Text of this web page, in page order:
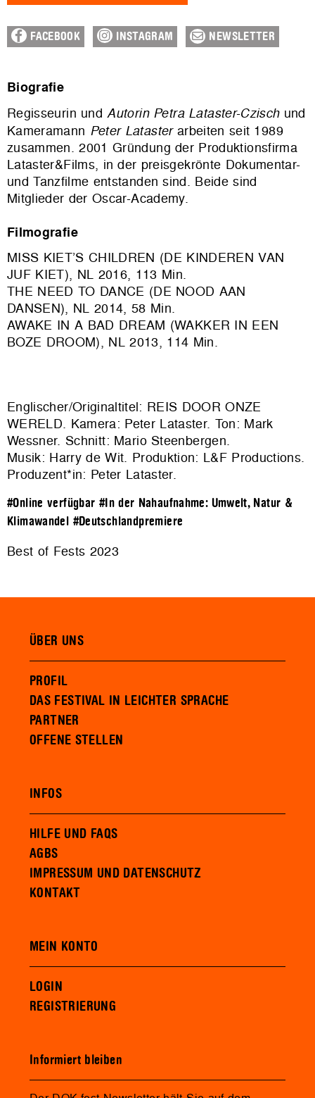
FACEBOOK INSTAGRAM NEWSLETTER
Biografie
Regisseurin undAutorin Petra Lataster-Czischund
Kameramann Peter Latasterarbeiten seit 1989
zusammen. 2001 Gründung der Produktionsfirma
Lataster&Films, in der preisgekrönte Dokumentar-
und Tanzfilme entstanden sind. Beide sind
Mitglieder der Oscar-Academy.
Filmografie
MISS KIET’S CHILDREN (DE KINDEREN VAN
JUF KIET), NL 2016, 113 Min.
THE NEED TO DANCE (DE NOOD AAN
DANSEN), NL 2014, 58 Min.
AWAKE IN A BAD DREAM (WAKKER IN EEN
BOZE DROOM), NL 2013, 114 Min.
Englischer/Originaltitel: REIS DOOR ONZE
WERELD. Kamera: Peter Lataster. Ton: Mark
Wessner. Schnitt: Mario Steenbergen.
Musik: Harry de Wit. Produktion: L&F Productions.
Produzent*in: Peter Lataster.
#Online verfügbar #In der Nahaufnahme: Umwelt, Natur &
Klimawandel #Deutschlandpremiere
Best of Fests 2023
ÜBER UNS
PROFIL
DAS FESTIVAL IN LEICHTER SPRACHE
PARTNER
OFFENE STELLEN
INFOS
HILFE UND FAQS
AGBS
IMPRESSUM UND DATENSCHUTZ
KONTAKT
MEIN KONTO
LOGIN
REGISTRIERUNG
Informiert bleiben